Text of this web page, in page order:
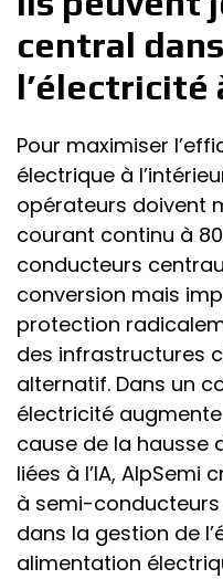
central
l’électricité
Pour maximiser
électrique à
opérateurs doivent
courant continu à
conducteurs
conversion mais
protection
des infrastructures
alternatif. Dans un
électricité
cause de la hausse
liées à l’IA, AlpSemi
à semi-
dans la gestion de
alimentation